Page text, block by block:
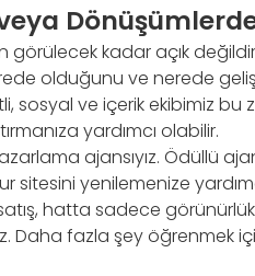
görülecek kadar açık
olduğunu ve nerede
sosyal ve içerik ekibimiz bu
yardımcı olabilir.
ajansıyız. Ödüllü
sitesini yenilemenize
hatta sadece
Daha fazla şey öğrenmek